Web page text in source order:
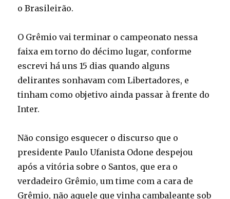
o Brasileirão.
O Grêmio vai terminar o campeonato nessa
faixa em torno do décimo lugar, conforme
escrevi há uns 15 dias quando alguns
delirantes sonhavam com Libertadores, e
tinham como objetivo ainda passar à frente do
Inter.
Não consigo esquecer o discurso que o
presidente Paulo Ufanista Odone despejou
após a vitória sobre o Santos, que era o
verdadeiro Grêmio, um time com a cara de
Grêmio, não aquele que vinha cambaleante sob